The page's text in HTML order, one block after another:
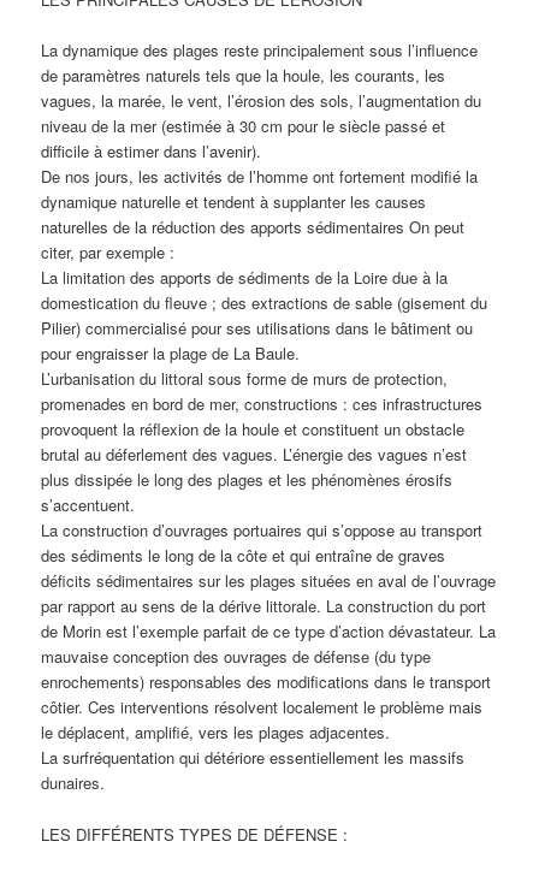
La dynamique des plages reste principalement sous l’influence
de paramètres naturels tels que la houle, les courants, les
vagues, la marée, le vent, l’érosion des sols, l’augmentation du
niveau de la mer (estimée à 30 cm pour le siècle passé et
difficile à estimer dans l’avenir).
De nos jours, les activités de l’homme ont fortement modifié la
dynamique naturelle et tendent à supplanter les causes
naturelles de la réduction des apports sédimentaires On peut
citer, par exemple :
La limitation des apports de sédiments de la Loire due à la
domestication du fleuve ; des extractions de sable (gisement du
Pilier) commercialisé pour ses utilisations dans le bâtiment ou
pour engraisser la plage de La Baule.
L’urbanisation du littoral sous forme de murs de protection,
promenades en bord de mer, constructions : ces infrastructures
provoquent la réflexion de la houle et constituent un obstacle
brutal au déferlement des vagues. L’énergie des vagues n’est
plus dissipée le long des plages et les phénomènes érosifs
s’accentuent.
La construction d’ouvrages portuaires qui s’oppose au transport
des sédiments le long de la côte et qui entraîne de graves
déficits sédimentaires sur les plages situées en aval de l’ouvrage
par rapport au sens de la dérive littorale. La construction du port
de Morin est l’exemple parfait de ce type d’action dévastateur. La
mauvaise conception des ouvrages de défense (du type
enrochements) responsables des modifications dans le transport
côtier. Ces interventions résolvent localement le problème mais
le déplacent, amplifié, vers les plages adjacentes.
La surfréquentation qui détériore essentiellement les massifs
dunaires.
LES DIFFÉRENTS TYPES DE DÉFENSE :